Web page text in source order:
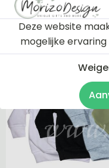
De sweaters kunnen
voorraad leveren: 56,
De sweaters zijn van
Deze website
mogelijke